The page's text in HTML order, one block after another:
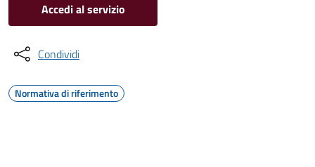
Accedi al servizio
Condividi
Normativa di riferimento